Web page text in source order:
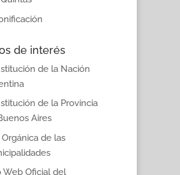
de interés
de la Nación
de la Provincia
Aires
de las
Web Oficial del